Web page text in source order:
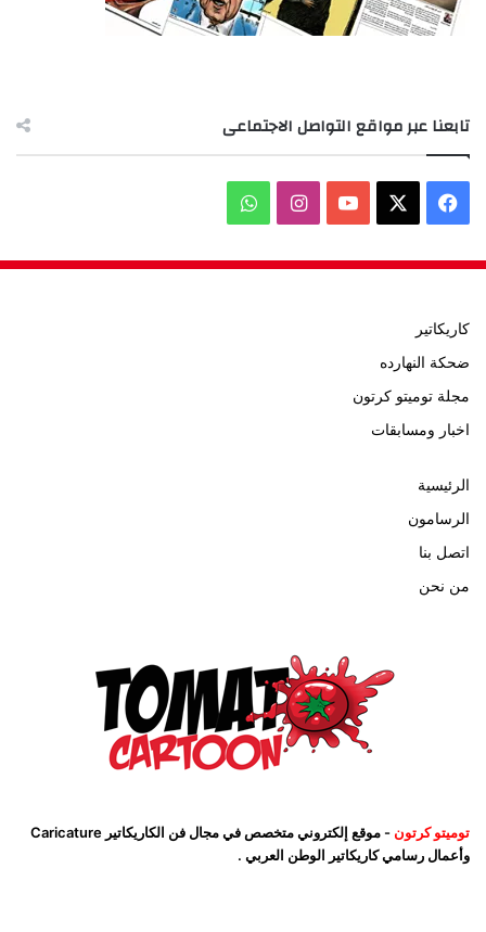
تابعنا عبر مواقع التواصل الاجتماعى
فيسبوك ‫YouTubeانستقرامواتساب
كاريكاتير
ضحكة النهارده
مجلة توميتو كرتون
اخبار ومسابقات
الرئيسية
الرسامون
اتصل بنا
من نحن
توميتو كرتون
- موقع إلكتروني متخصص في مجال فن الكاريكاتير Caricature
وأعمال رسامي كاريكاتير الوطن العربي .